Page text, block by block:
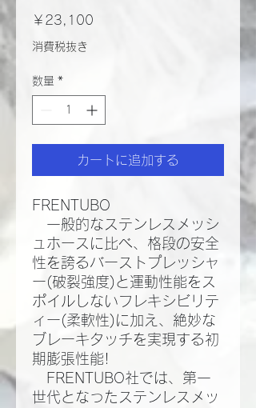
￥23,100
消費税抜き
数量 *
カートに追加する
FRENTUBO
一般的なステンレスメッシ
ュホースに比べ、格段の安全
性を誇るバーストプレッシャ
ー(破裂強度)と運動性能をス
ポイルしないフレキシビリテ
ィー(柔軟性)に加え、絶妙な
ブレーキタッチを実現する初
期膨張性能!​
FRENTUBO社では、第一
世代となったステンレスメッ